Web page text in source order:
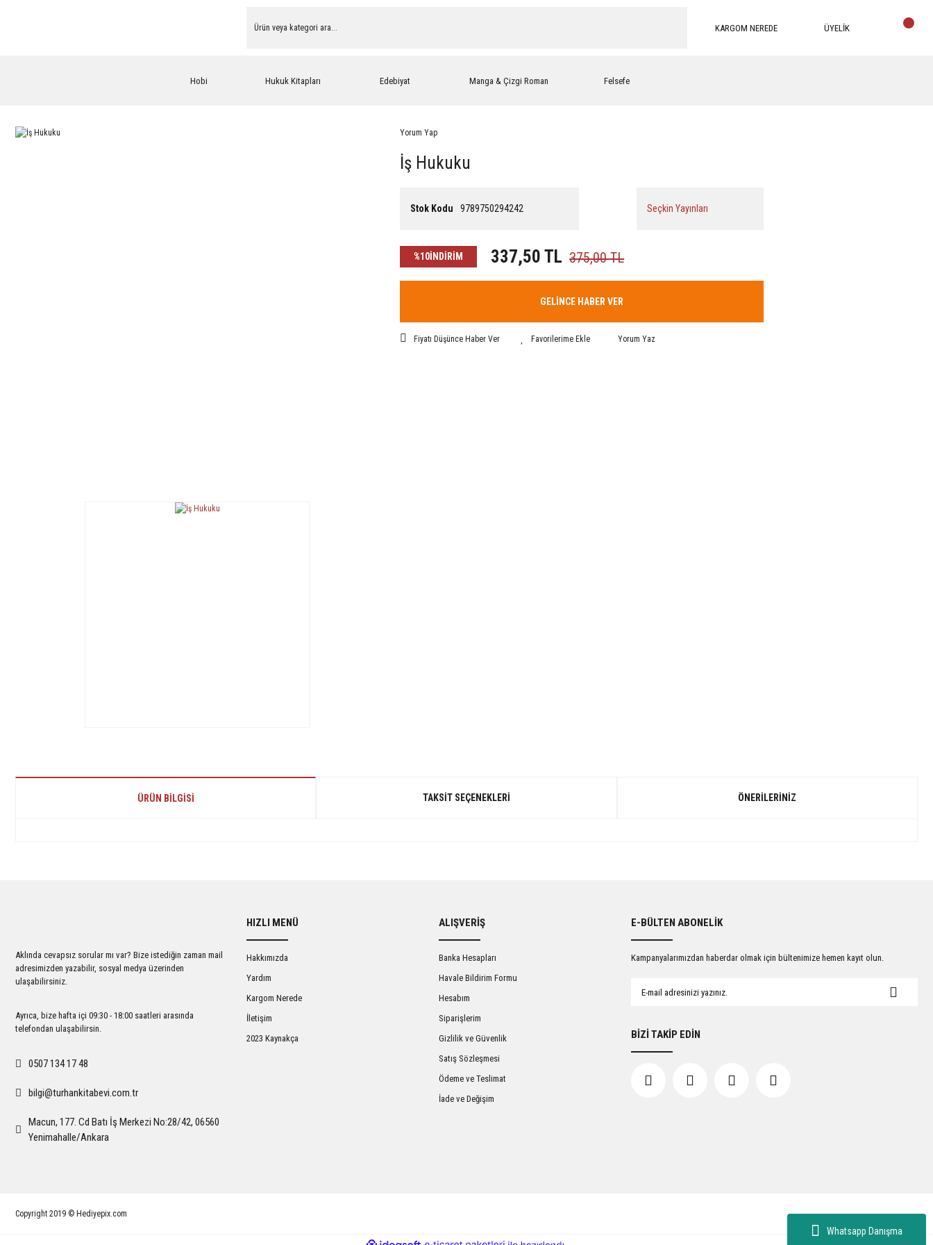
Whatsapp Danışma
KARGOM NEREDE ÜYELİK
Hobi Hukuk Kitapları Edebiyat Manga & Çizgi Roman Felsefe
Yorum Yap
İş Hukuku
Stok Kodu 9789750294242 Seçkin Yayınları
%10İNDİRİM 337,50 TL 375,00 TL
GELİNCE HABER VER
Fiyatı Düşünce Haber Ver Yorum Yaz
ÜRÜN BILGISI TAKSIT SEÇENEKLERI ÖNERILERINIZ
Ürün fiyatı diğer sitelerden daha pahalı.
Bu ürüne benzer farklı alternatifler olmalı.
Gönder
Aklında cevapsız sorular mı var? Bize istediğin zaman mail
adresimizden yazabilir, sosyal medya üzerinden
ulaşabilirsiniz.
Ayrıca, bize hafta içi 09:30 - 18:00 saatleri arasında
telefondan ulaşabilirsin.
0507 134 17 48
bilgi@turhankitabevi.com.tr
Macun, 177. Cd Batı İş Merkezi No:28/42, 06560
Yenimahalle/Ankara
HIZLI MENÜ
Hakkımızda
Yardım
Kargom Nerede
İletişim
2023 Kaynakça
ALIŞVERİŞ
Banka Hesapları
Havale Bildirim Formu
Hesabım
Siparişlerim
Gizlilik ve Güvenlik
Satış Sözleşmesi
Ödeme ve Teslimat
İade ve Değişim
E-BÜLTEN ABONELİK
Kampanyalarımızdan haberdar olmak için bültenimize hemen kayıt olun.
BİZİ TAKİP EDİN
Copyright 2019 © Hediyepix.com